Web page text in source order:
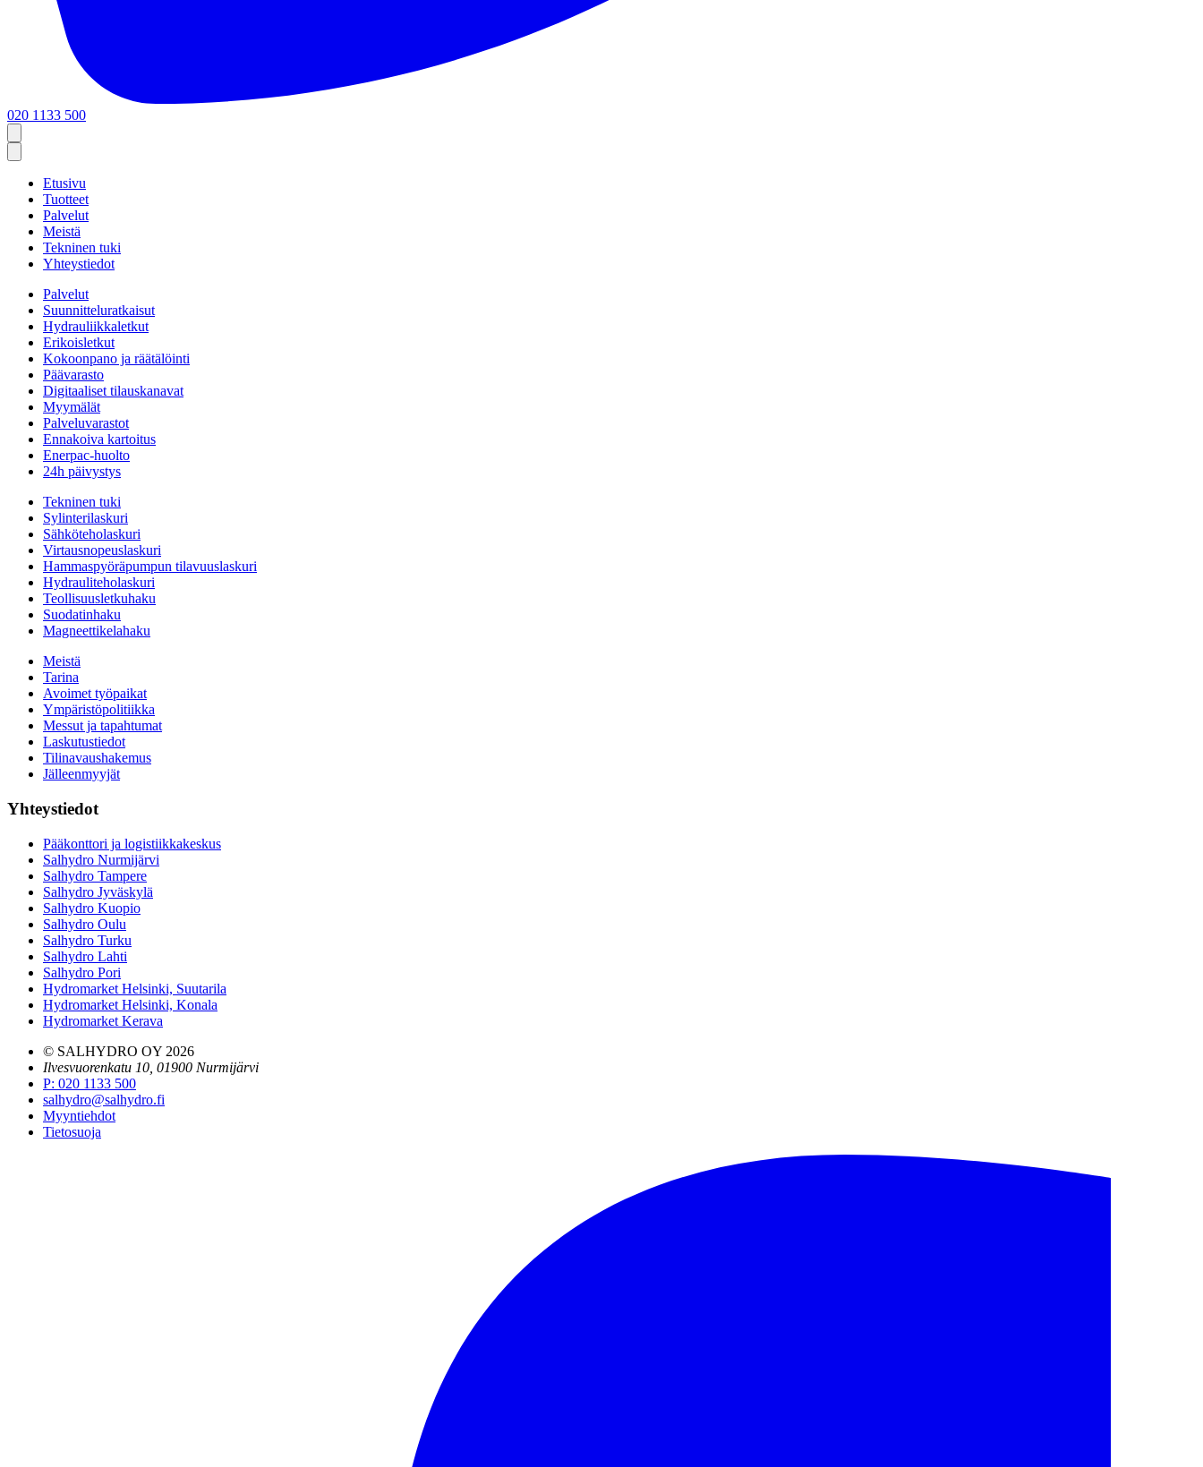
020 1133 500
Etusivu
Tuotteet
Palvelut
Meistä
Tekninen tuki
Yhteystiedot
Palvelut
Suunnitteluratkaisut
Hydrauliikkaletkut
Erikoisletkut
Kokoonpano ja räätälöinti
Päävarasto
Digitaaliset tilauskanavat
Myymälät
Palveluvarastot
Ennakoiva kartoitus
Enerpac-huolto
24h päivystys
Tekninen tuki
Sylinterilaskuri
Sähköteholaskuri
Virtausnopeuslaskuri
Hammaspyöräpumpun tilavuuslaskuri
Hydrauliteholaskuri
Teollisuusletkuhaku
Suodatinhaku
Magneettikelahaku
Meistä
Tarina
Avoimet työpaikat
Ympäristöpolitiikka
Messut ja tapahtumat
Laskutustiedot
Tilinavaushakemus
Jälleenmyyjät
Yhteystiedot
Pääkonttori ja logistiikkakeskus
Salhydro Nurmijärvi
Salhydro Tampere
Salhydro Jyväskylä
Salhydro Kuopio
Salhydro Oulu
Salhydro Turku
Salhydro Lahti
Salhydro Pori
Hydromarket Helsinki, Suutarila
Hydromarket Helsinki, Konala
Hydromarket Kerava
© SALHYDRO OY 2026
Ilvesvuorenkatu 10, 01900 Nurmijärvi
P: 020 1133 500
salhydro@salhydro.fi
Myyntiehdot
Tietosuoja